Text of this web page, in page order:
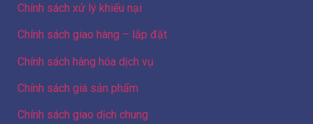
Chính sách xử lý khiếu nại
Chính sách giao hàng – lắp đặt
Chính sách hàng hóa dịch vụ
Chính sách giá sản phẩm
Chính sách giao dịch chung